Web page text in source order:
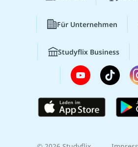
Für Unternehmen
Studyflix Business